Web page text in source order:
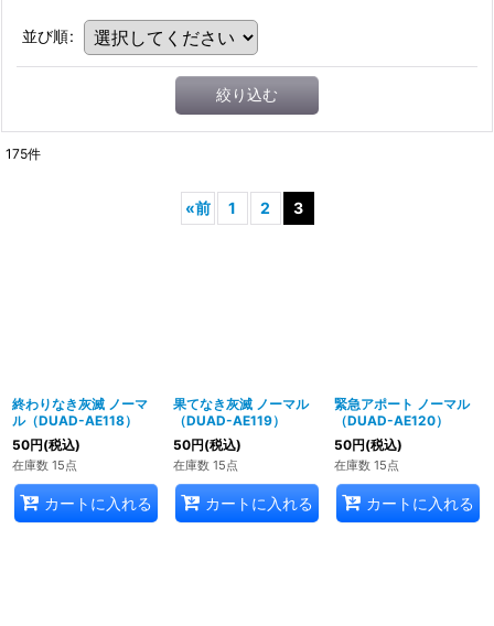
並び順:
絞り込む
175件
«前 1 2 3
終わりなき灰滅 ノーマ
ル（DUAD-AE118）
50円(税込)
在庫数 15点
カートに入れる
果てなき灰滅 ノーマル
（DUAD-AE119）
50円(税込)
在庫数 15点
カートに入れる
緊急アポート ノーマル
（DUAD-AE120）
50円(税込)
在庫数 15点
カートに入れる